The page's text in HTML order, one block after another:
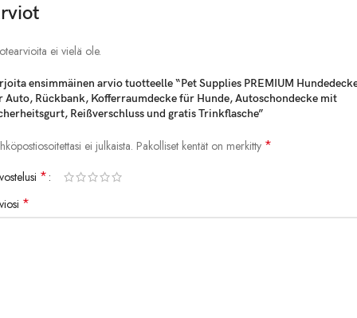
ei vielä ole.
ensimmäinen arvio tuotteelle “Pet Supplies PREMIUM
Auto, Rückbank, Kofferraumdecke für Hunde, Autoschondecke mit
Reißverschluss und gratis Trinkflasche”
ei julkaista. Pakolliset kentät on merkitty *
*
*